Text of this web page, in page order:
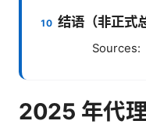
结语（非正式
Sources:
2025 年代